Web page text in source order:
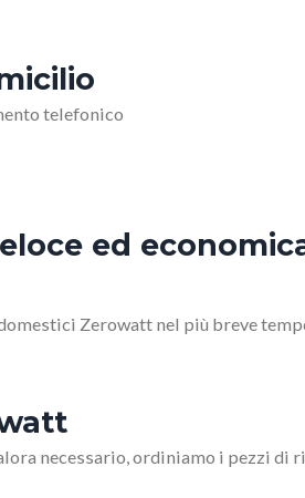
telefonico
ed
Zerowatt nel più breve
necessario, ordiniamo i pezzi